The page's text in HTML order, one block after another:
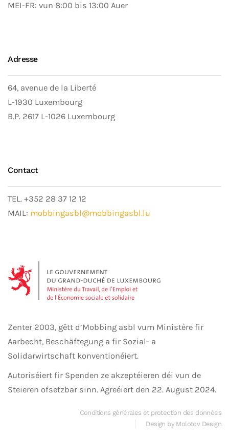
MEI-FR: vun 8:00 bis 13:00 Auer
Adresse
64, avenue de la Liberté
L-1930 Luxembourg
B.P. 2617 L-1026 Luxembourg
Contact
TEL. +352 28 37 12 12
MAIL: mobbingasbl@mobbingasbl.lu
Zenter 2003, gëtt d’Mobbing asbl vum Ministère fir
Aarbecht, Beschäftegung a fir Sozial- a
Solidarwirtschaft konventionéiert.
Autoriséiert fir Spenden ze akzeptéieren déi vun de
Steieren ofsetzbar sinn. Agreéiert den 22. August 2024.
Conditions générales et protection des données
Design by Molotov Design